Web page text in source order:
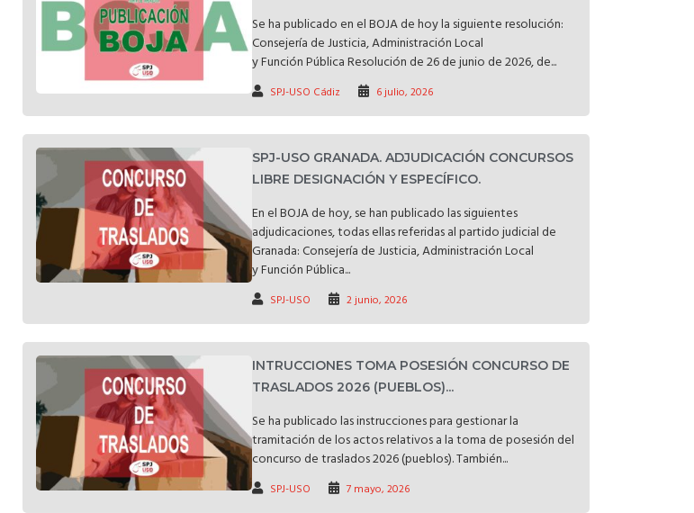
Se ha publicado en el BOJA de hoy la siguiente resolución:
Consejería de Justicia, Administración Local
y Función Pública Resolución de 26 de junio de 2026, de...
SPJ-USO Cádiz 6 julio, 2026
SPJ-USO GRANADA. ADJUDICACIÓN CONCURSOS
LIBRE DESIGNACIÓN Y ESPECÍFICO.
En el BOJA de hoy, se han publicado las siguientes
adjudicaciones, todas ellas referidas al partido judicial de
Granada: Consejería de Justicia, Administración Local
y Función Pública...
SPJ-USO 2 junio, 2026
INTRUCCIONES TOMA POSESIÓN CONCURSO DE
TRASLADOS 2026 (PUEBLOS)...
Se ha publicado las instrucciones para gestionar la
tramitación de los actos relativos a la toma de posesión del
concurso de traslados 2026 (pueblos). También...
SPJ-USO 7 mayo, 2026